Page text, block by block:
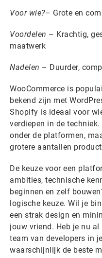
Voor wie?– Grote en
Voordelen – Krachtig,
maatwerk
Nadelen – Duurder,
WooCommerce is
bekend zijn met
Shopify is ideaal voor
verdiepen in de
onder de platformen,
grotere aantallen
De keuze voor een
ambities, technische
beginnen en zelf
logische keuze. Wil je
een strak design en
jouw vriend. Heb je nu
team van developers in
waarschijnlijk de beste